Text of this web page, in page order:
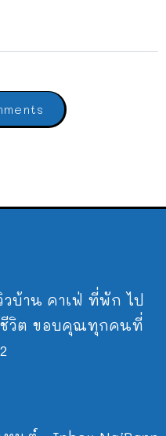
บ้าน คาเฟ่ ที่พัก ไป
ชีวิต ขอบคุณทุกคนที่